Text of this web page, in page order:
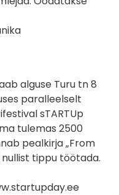
alguse Turu tn 8
paralleelselt
sTARTUp
tulemas 2500
pealkirja „From
tippu töötada.